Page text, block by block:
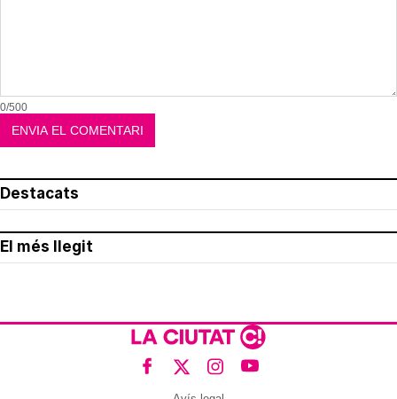
0/500
Destacats
El més llegit